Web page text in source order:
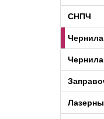
СНПЧ
Чернила